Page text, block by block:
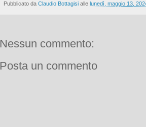
Pubblicato da Claudio Bottagisi alle lunedì, maggio 13,
Nessun commento:
Posta un commento